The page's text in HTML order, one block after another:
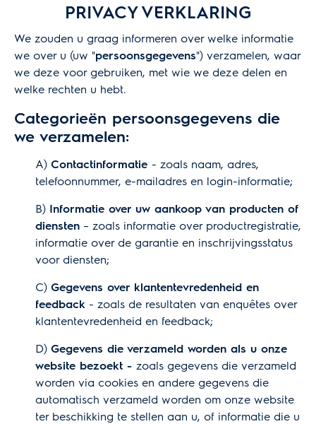
PRIVACY VERKLARING
We zouden u graag informeren over welke informatie
we over u (uw "persoonsgegevens") verzamelen, waar
we deze voor gebruiken, met wie we deze delen en
welke rechten u hebt.
Categorieën persoonsgegevens die
we verzamelen:
A) Contactinformatie - zoals naam, adres,
telefoonnummer, e-mailadres en login-informatie;
B) Informatie over uw aankoop van producten of
diensten – zoals informatie over productregistratie,
informatie over de garantie en inschrijvingsstatus
voor diensten;
C) Gegevens over klantentevredenheid en
feedback - zoals de resultaten van enquêtes over
klantentevredenheid en feedback;
D) Gegevens die verzameld worden als u onze
website bezoekt - zoals gegevens die verzameld
worden via cookies en andere gegevens die
automatisch verzameld worden om onze website
ter beschikking te stellen aan u, of informatie die u